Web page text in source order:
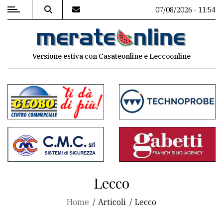
MENU
commenti
Contenuti
del
sito
07/08/2026 - 11:54
Versione estiva con Casateonline e Leccoonline
Lecco
Home Articoli Lecco